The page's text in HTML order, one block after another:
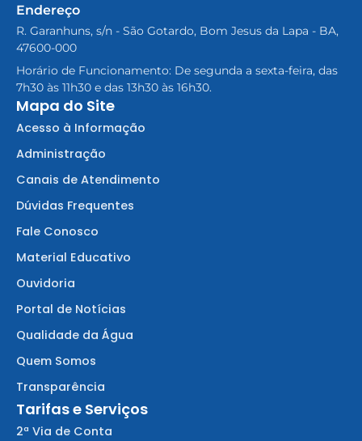
Endereço
R. Garanhuns, s/n - São Gotardo, Bom Jesus da Lapa - BA,
47600-000
Horário de Funcionamento: De segunda a sexta-feira, das
7h30 às 11h30 e das 13h30 às 16h30.
Mapa do Site
Acesso à Informação
Administração
Canais de Atendimento
Dúvidas Frequentes
Fale Conosco
Material Educativo
Ouvidoria
Portal de Notícias
Qualidade da Água
Quem Somos
Transparência
Tarifas e Serviços
2ª Via de Conta